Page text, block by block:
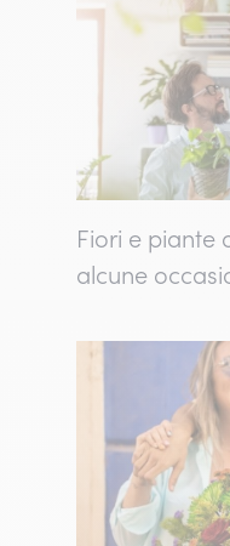
Fiori e piante
alcune